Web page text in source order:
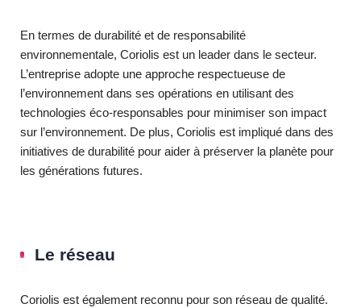
En termes de durabilité et de responsabilité
environnementale, Coriolis est un leader dans le secteur.
L’entreprise adopte une approche respectueuse de
l’environnement dans ses opérations en utilisant des
technologies éco-responsables pour minimiser son impact
sur l’environnement. De plus, Coriolis est impliqué dans des
initiatives de durabilité pour aider à préserver la planète pour
les générations futures.
Le réseau
Coriolis est également reconnu pour son réseau de qualité.